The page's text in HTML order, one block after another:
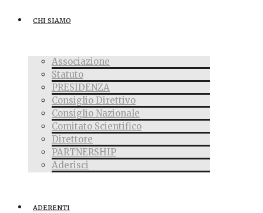
CHI SIAMO
Associazione
Statuto
PRESIDENZA
Consiglio Direttivo
Consiglio Nazionale
Comitato Scientifico
Direttore
PARTNERSHIP
Aderisci
ADERENTI